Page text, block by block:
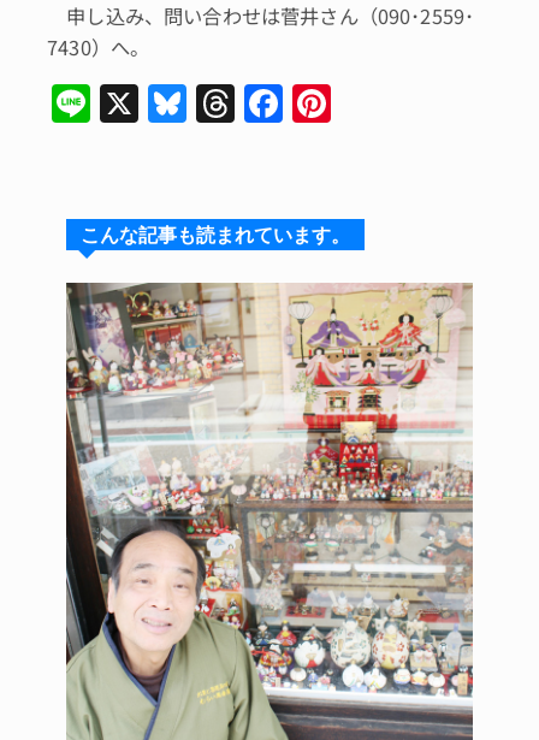
申し込み、問い合わせは菅井さん（090･2559･
7430）へ。
Li X Bl
s
k
y
T
a
d
s
F
e
b
o
o
k
re
st
こんな記事も読まれています。